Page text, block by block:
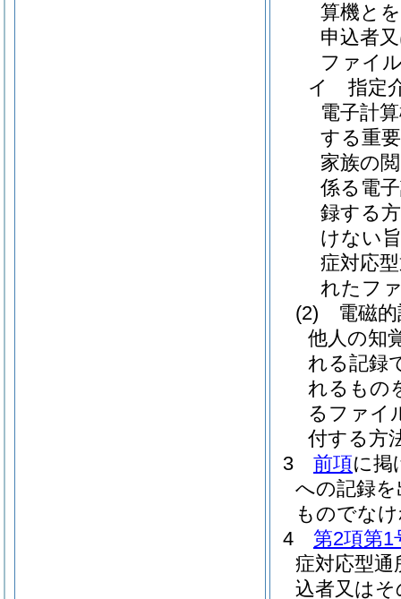
算機と
申込者
ファイ
イ
指定
電子計
する重
家族の
係る電
録する
けない
症対応
れたフ
(2)
電磁
他人の知
れる記録
れるもの
るファイ
付する方
3
前項に掲
への記録
ものでな
4
第2項第1
症対応型通
込者又は